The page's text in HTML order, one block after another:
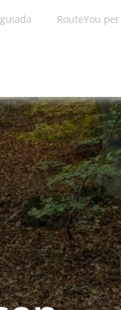
RouteYou